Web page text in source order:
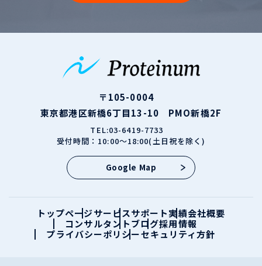
〒105-0004
東京都港区新橋6丁目13-10 PMO新橋2F
TEL:03-6419-7733
受付時間：10:00～18:00(土日祝を除く)
Google Map
トップページサービスサポート実績会社概要
コンサルタントブログ採用情報
プライバシーポリシーセキュリティ方針